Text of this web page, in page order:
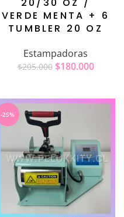
VERDE MENTA + 6
TUMBLER 20 OZ
Estampadoras
$205.000 $180.000
-25%